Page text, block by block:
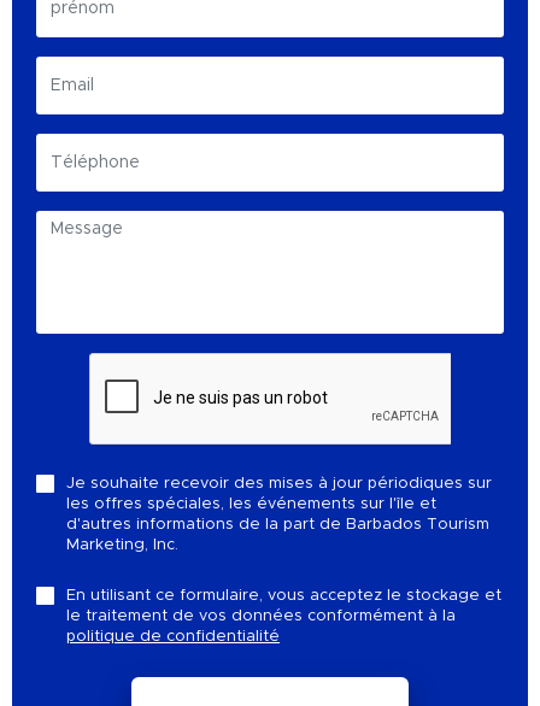
Je souhaite recevoir des mises à jour périodiques sur
les offres spéciales, les événements sur l'île et
d'autres informations de la part de Barbados Tourism
Marketing, Inc.
En utilisant ce formulaire, vous acceptez le stockage et
le traitement de vos données conformément à la
politique de confidentialité